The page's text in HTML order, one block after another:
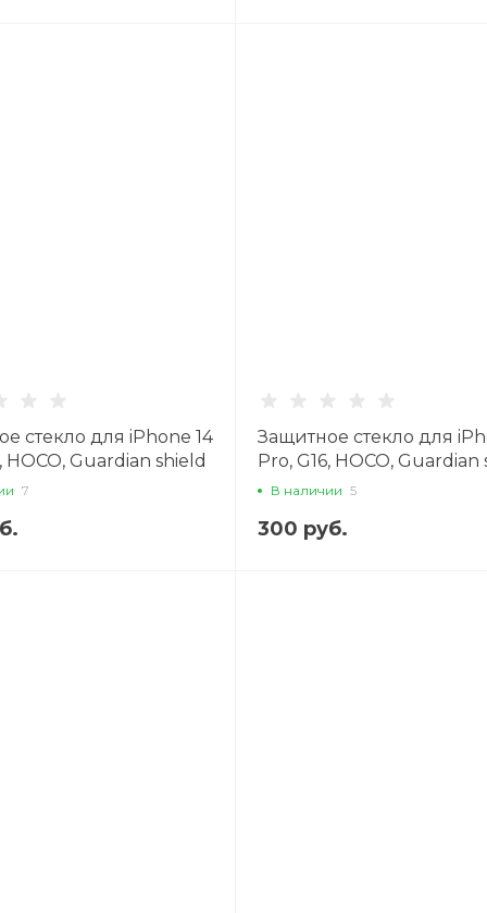
стекло для iPhone 14
HOCO, Guardian shield
screen anti-spy,
7
Защитное стекло для
Pro, G16, HOCO, Guardian
serie, черное
В наличии 5
300 руб.